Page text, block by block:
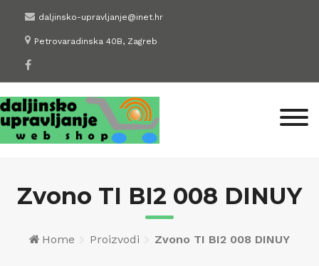
content
daljinsko-upravljanje@inet.hr
Petrovaradinska 40B, Zagreb
Zvono TI BI2 008 DINUY
Home Proizvodi Zvono TI BI2 008 DINUY